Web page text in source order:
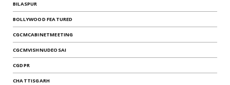
BILASPUR
BOLLYWOOD FEATURED
CGCMCABINETMEETING
CGCMVISHNUDEOSAI
CGDPR
CHATTISGARH